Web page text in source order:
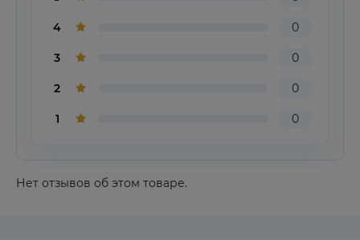
4 0
3 0
2 0
1 0
Нет отзывов об этом товаре.